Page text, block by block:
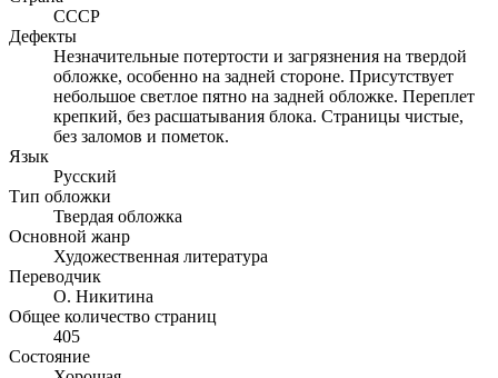
СССР
Дефекты
Незначительные потертости и загрязнения на твердой
обложке, особенно на задней стороне. Присутствует
небольшое светлое пятно на задней обложке. Переплет
крепкий, без расшатывания блока. Страницы чистые,
без заломов и пометок.
Язык
Русский
Тип обложки
Твердая обложка
Основной жанр
Художественная литература
Переводчик
О. Никитина
Общее количество страниц
405
Состояние